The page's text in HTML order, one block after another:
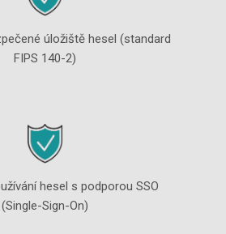
úložiště hesel (standard
FIPS 140-2)
hesel s podporou SSO
(Single-Sign-On)